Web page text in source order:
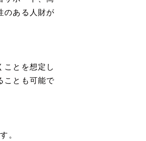
のある人財が
ことを想定し
ことも可能で
。